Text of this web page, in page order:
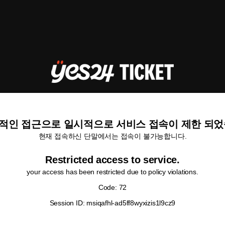
인 접근으로 일시적으로 서비스 접속이 제한 되
현재 접속하신 단말에서는 접속이 불가능합니다.
Restricted access to service.
your access has been restricted due to policy violations.
Code: 72
Session ID: msiqafhl-ad5ff8wyxizis1l9cz9